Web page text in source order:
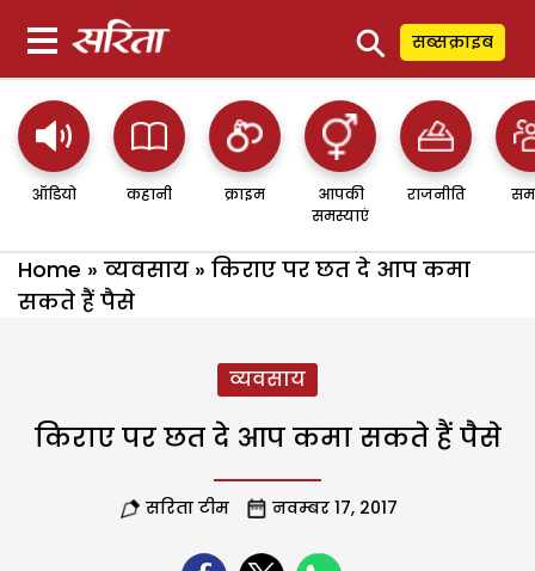
⚲ सब्सक्राइब
ऑडियो कहानी क्राइम
आपकी
समस्याएं
राजनीति
Home » व्यवसाय » किराए पर छत दे आप कमा
सकते हैं पैसे
व्यवसाय
किराए पर छत दे आप कमा सकते हैं पैसे
सरिता टीम नवम्बर 17, 2017